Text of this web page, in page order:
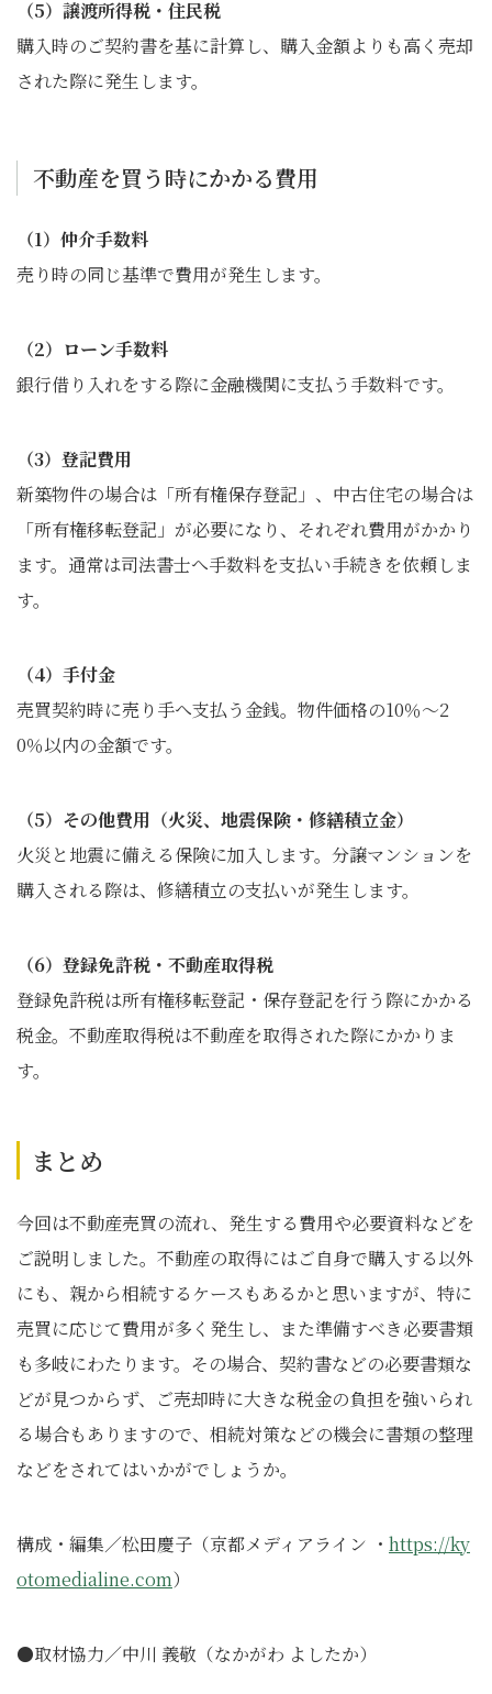
（5）譲渡所得税・住民税
購入時のご契約書を基に計算し、購入金額よりも高く売却
された際に発生します。
不動産を買う時にかかる費用
（1）仲介手数料
売り時の同じ基準で費用が発生します。
（2）ローン手数料
銀行借り入れをする際に金融機関に支払う手数料です。
（3）登記費用
新築物件の場合は「所有権保存登記」、中古住宅の場合は
「所有権移転登記」が必要になり、それぞれ費用がかかり
ます。通常は司法書士へ手数料を支払い手続きを依頼しま
す。
（4）手付金
売買契約時に売り手へ支払う金銭。物件価格の10％～2
0％以内の金額です。
（5）その他費用（火災、地震保険・修繕積立金）
火災と地震に備える保険に加入します。分譲マンションを
購入される際は、修繕積立の支払いが発生します。
（6）登録免許税・不動産取得税
登録免許税は所有権移転登記・保存登記を行う際にかかる
税金。不動産取得税は不動産を取得された際にかかりま
す。
まとめ
今回は不動産売買の流れ、発生する費用や必要資料などを
ご説明しました。不動産の取得にはご自身で購入する以外
にも、親から相続するケースもあるかと思いますが、特に
売買に応じて費用が多く発生し、また準備すべき必要書類
も多岐にわたります。その場合、契約書などの必要書類な
どが見つからず、ご売却時に大きな税金の負担を強いられ
る場合もありますので、相続対策などの機会に書類の整理
などをされてはいかがでしょうか。
構成・編集／松田慶子（京都メディアライン ・ https://ky
otomedialine.com）
●取材協力／中川 義敬（なかがわ よしたか）